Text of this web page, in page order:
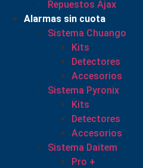
Repuestos Ajax
Alarmas sin cuota
Sistema Chuango
Kits
Detectores
Accesorios
Sistema Pyronix
Kits
Detectores
Accesorios
Sistema Daitem
Pro +